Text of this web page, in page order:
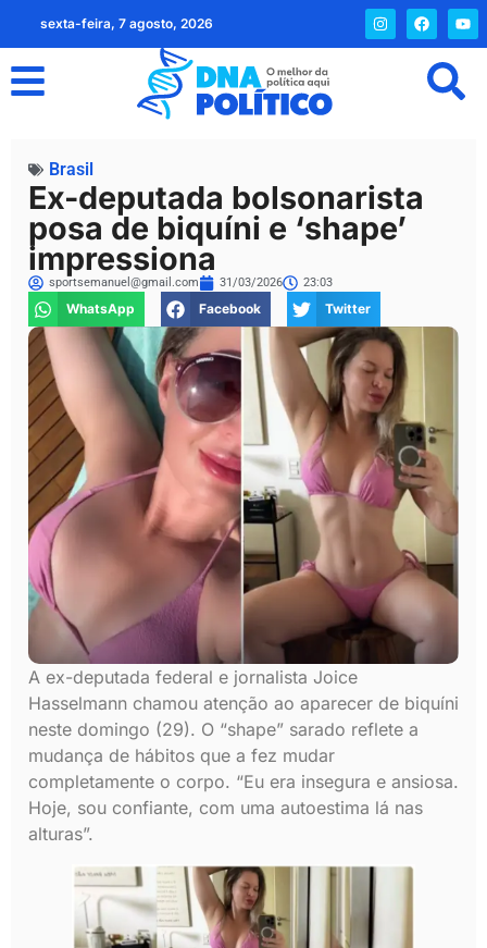
sexta-feira, 7 agosto, 2026
Brasil
Ex-deputada bolsonarista
posa de biquíni e ‘shape’
impressiona
sportsemanuel@gmail.com 31/03/2026 23:03
WhatsApp Facebook Twitter
A ex-deputada federal e jornalista Joice
Hasselmann chamou atenção ao aparecer de biquíni
neste domingo (29). O “shape” sarado reflete a
mudança de hábitos que a fez mudar
completamente o corpo. “Eu era insegura e ansiosa.
Hoje, sou confiante, com uma autoestima lá nas
alturas”.